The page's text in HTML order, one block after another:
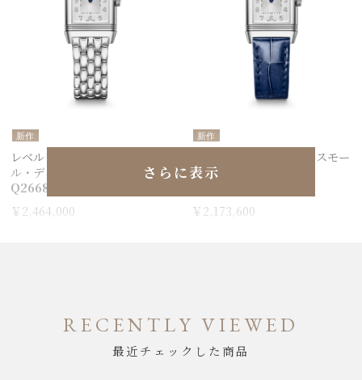
新作
レベルソ・クラシック・スモー
ル・デュエット
Q2668143
￥2,464,000
新作
レベルソ・クラシック・スモー
ル・デュエット
￥2,173,600
さらに表示
RECENTLY VIEWED
最近チェックした商品